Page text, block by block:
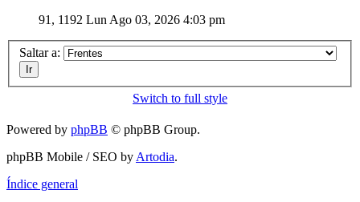
91, 1192 Lun Ago 03, 2026 4:03 pm
Saltar a:
Switch to full style
Powered by phpBB © phpBB Group.
phpBB Mobile / SEO byArtodia.
Índice general